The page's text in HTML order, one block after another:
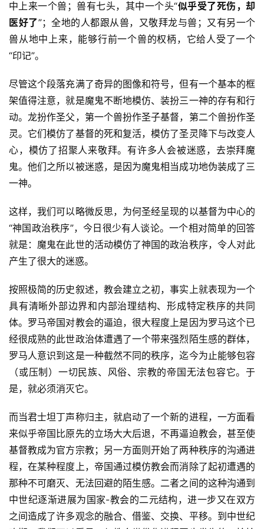
神
学
研
究
按
卷
查
经
热
点
回
关
于
我
登录 注册
中上来一个兽；兽有七头，其中一个头“似乎受了死伤，却
医好了”；全地的人都跟从兽，又敬拜龙与兽；又有另一个
兽从地中上来，能够行前一个兽的权柄，它给人受了一个
“印记”。
尽管这个段落充满了奇异的图像和符号，但有一个基本的框
架值得注意，就是魔鬼不断地模仿、装扮三一神的存有和行
动。龙扮作圣父，第一个兽扮作圣子基督，第二个兽扮作圣
灵。它们模仿了基督的死和复活，模仿了圣灵降下与改变人
心，模仿了招聚人来敬拜。有许多人会被迷惑，去崇拜魔
鬼。他们之所以被迷惑，是因为魔鬼相当成功地伪装成了三
一神。
这样，我们可以略微反思，为何圣经呈现的以基督为中心的
“神国政治秩序”，今日很少有人谈论。一个相对简单的回答
就是：魔鬼在此世的活动模仿了神国的政治秩序，令人对此
产生了很大的迷惑。
按照极简的历史叙述，教会建立之初，事实上就表现为一个
具有清晰外部边界和内部治理结构、形成特定秩序的共同
体。罗马帝国对教会的逼迫，很大程度上是因为罗马这个已
经很成熟的此世政治体遭遇了一个带来强烈陌生感的群体，
罗马人意识到这是一种截然不同的秩序，迄今为止能够包容
（或压制）一切民族、风俗、宗教的帝国无法包容它。于
是，就必须消灭它。
而当君士坦丁声称归主，就启动了一个新的进程，一方面看
来似乎帝国比原先的立场大大后退，不再逼迫教会，甚至使
基督教成为官方宗教；另一方面则开始了两种秩序的沟通进
程，在某种程度上，帝国通过模仿教会而消除了起初遭遇的
那种不可磨灭、无法回避的陌生感。二者之间的这种沟通到
中世纪逐渐进展为国家-教会的二元结构，进一步又在双方
之间造成了许多观念的融合、借鉴、交换、平移。到中世纪